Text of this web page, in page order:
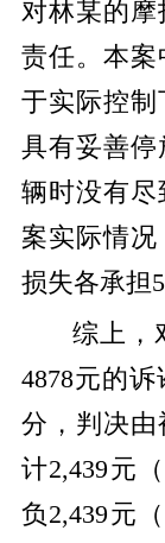
对林某的摩
责任。本案
于实际控制
具有妥善停
辆时没有尽
案实际情
损失各承担
综上，
4878元的
分，判决由
计2,439元
负2,439元